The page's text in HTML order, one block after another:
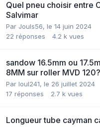
Quel pneu choisir entre
Salvimar
Par Jouls56, le 14 juin 2024
22 réponses 4.2 k vues
sandow 16.5mm ou
8MM sur roller MVD 120?
Par loul241, le 26 juillet 2024
17 réponses 2.7 k vues
Longueur tube cayman